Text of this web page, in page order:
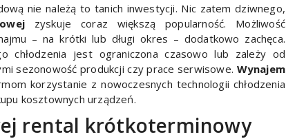
nie należą to tanich inwestycji. Nic zatem dziwnego,
zyskuje coraz większą popularność. Możliwość
– na krótki lub długi okres – dodatkowo zachęca.
chłodzenia jest ograniczona czasowo lub zależy od
sezonowość produkcji czy prace serwisowe. Wynajem
korzystanie z nowoczesnych technologii chłodzenia
kosztownych urządzeń.
rental krótkoterminowy